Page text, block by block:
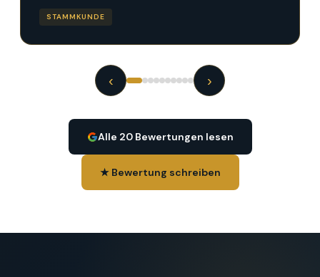
STAMMKUNDE
‹ ›
Alle 20 Bewertungen lesen
★ Bewertung schreiben